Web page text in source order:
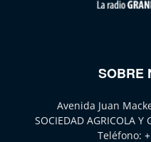
SOBRE
Avenida Juan
SOCIEDAD AGRICOLA Y
Teléfono: